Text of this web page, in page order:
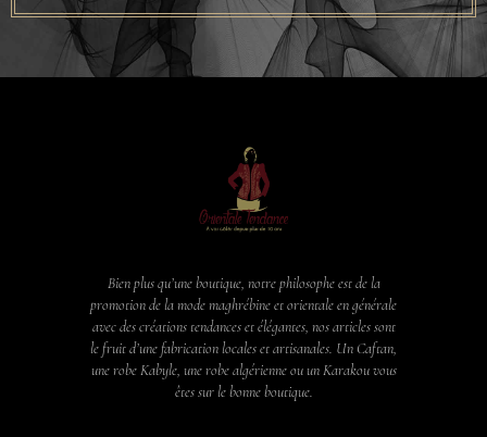
Bien plus qu’une boutique, notre philosophe est de la
promotion de la mode maghrébine et orientale en générale
avec des créations tendances et élégantes, nos articles sont
le fruit d’une fabrication locales et artisanales. Un Caftan,
une robe Kabyle, une robe algérienne ou un Karakou vous
êtes sur le bonne boutique.